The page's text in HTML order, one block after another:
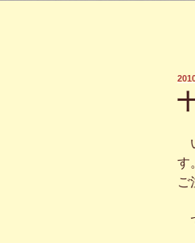
投
日:
す
ご